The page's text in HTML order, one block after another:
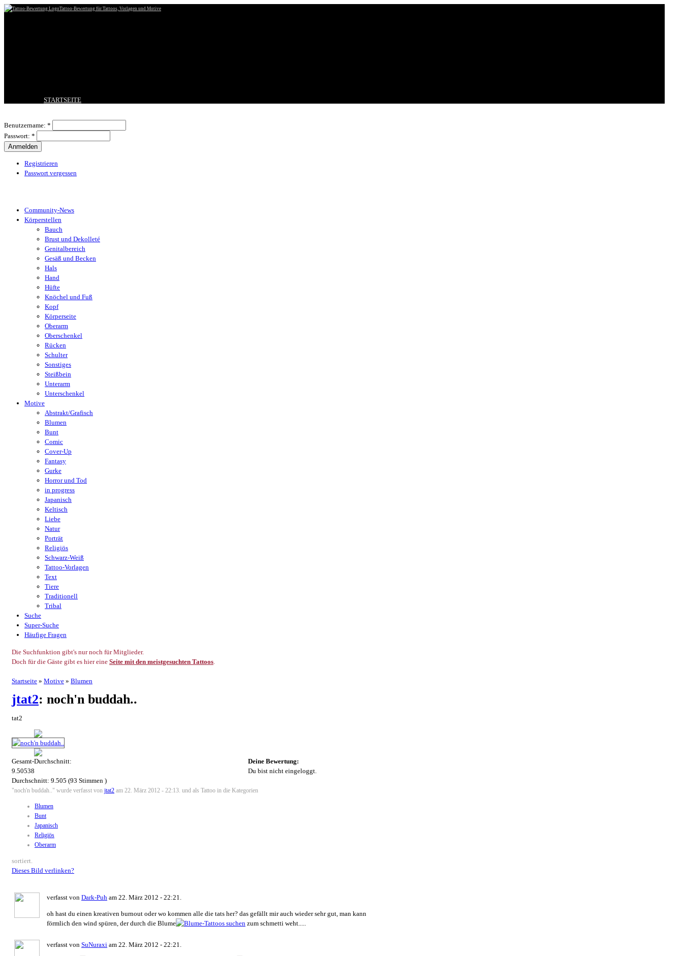
Tattoo-Bewertung für Tattoos, Vorlagen und Motive
STARTSEITE
BESTE TATTOOS
NEUESTE TATTOOS
Benutzername: *
Passwort: *
Registrieren
Passwort vergessen
Community-News
Körperstellen
Bauch
Brust und Dekolleté
Genitalbereich
Gesäß und Becken
Hals
Hand
Hüfte
Knöchel und Fuß
Kopf
Körperseite
Oberarm
Oberschenkel
Rücken
Schulter
Sonstiges
Steißbein
Unterarm
Unterschenkel
Motive
Abstrakt/Grafisch
Blumen
Bunt
Comic
Cover-Up
Fantasy
Gurke
Horror und Tod
in progress
Japanisch
Keltisch
Liebe
Natur
Porträt
Religiös
Schwarz-Weiß
Tattoo-Vorlagen
Text
Tiere
Traditionell
Tribal
Suche
Super-Suche
Häufige Fragen
Die Suchfunktion gibt's nur noch für Mitglieder.
Doch für die Gäste gibt es hier eine Seite mit den meistgesuchten Tattoos.
Startseite » Motive » Blumen
jtat2: noch'n buddah..
tat2
Gesamt-Durchschnitt:
9.50538
Durchschnitt: 9.505 (93 Stimmen )
Deine Bewertung:
Du bist nicht eingeloggt.
"noch'n buddah.." wurde verfasst von jtat2 am 22. März 2012 - 22:13. und als Tattoo in die Kategorien
Blumen
Bunt
Japanisch
Religiös
Oberarm
sortiert.
Dieses Bild verlinken?
verfasst von Dark-Puh am 22. März 2012 - 22:21.
oh hast du einen kreativen burnout oder wo kommen alle die tats her? das gefällt mir auch wieder sehr gut, man kann
förmlich den wind spüren, der durch die Blume
zum schmetti weht.....
verfasst von SuNuraxi am 22. März 2012 - 22:21.